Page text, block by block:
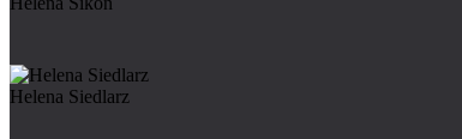
Helena Siedlarz